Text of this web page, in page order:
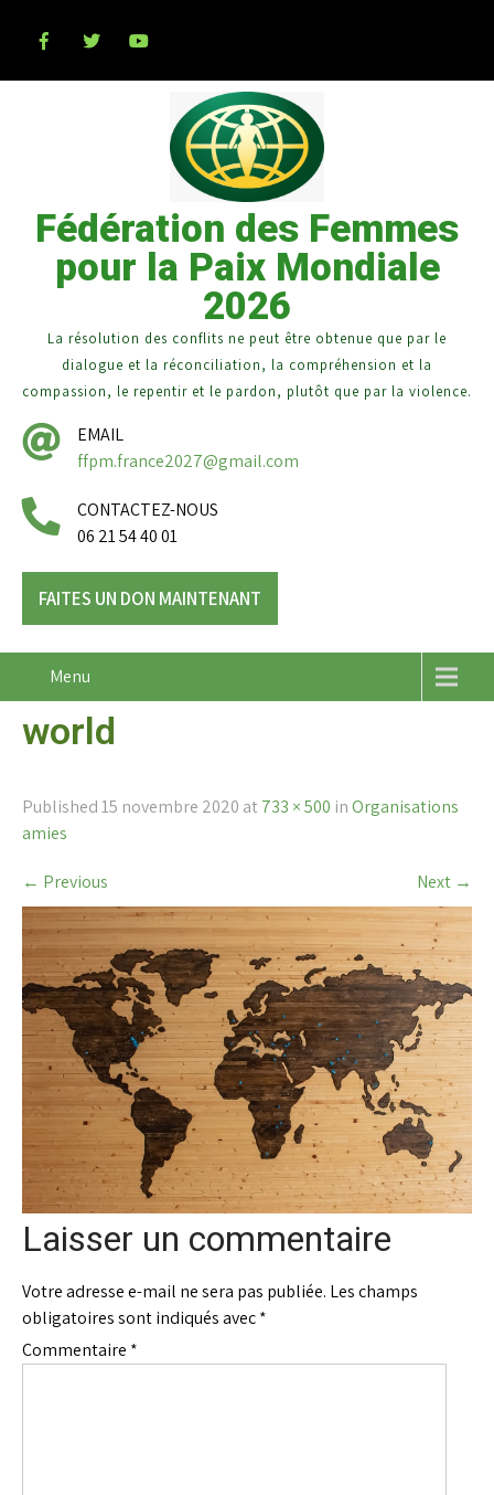
Fédération des Femmes
pour la Paix Mondiale
2026
La résolution des conflits ne peut être obtenue que par le
dialogue et la réconciliation, la compréhension et la
compassion, le repentir et le pardon, plutôt que par la violence.
EMAIL
ffpm.france2027@gmail.com
CONTACTEZ-NOUS
06 21 54 40 01
FAITES UN DON MAINTENANT
Menu
world
Published15 novembre 2020 at 733 × 500 inOrganisations
amies
← Previous Next →
Laisser un commentaire
Votre adresse e-mail ne sera pas publiée. Les champs
obligatoires sont indiqués avec*
Commentaire *